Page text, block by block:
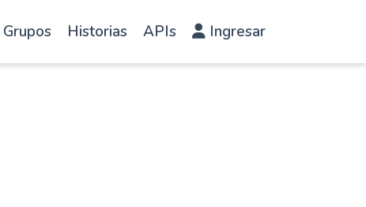
Grupos Historias APIs Ingresar